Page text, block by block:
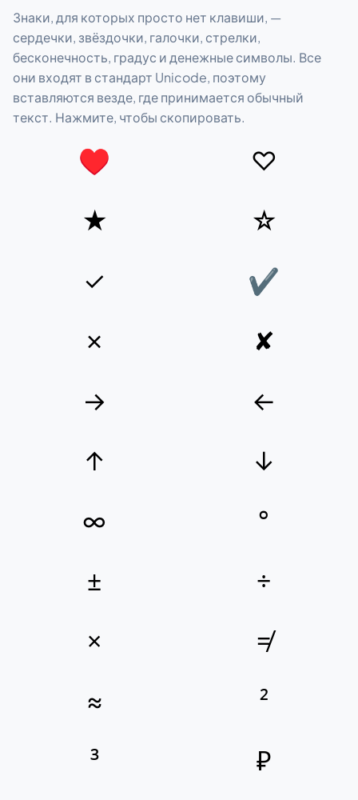
Знаки, для которых просто нет клавиши, —
сердечки, звёздочки, галочки, стрелки,
бесконечность, градус и денежные символы. Все
они входят в стандарт Unicode, поэтому
вставляются везде, где принимается обычный
текст. Нажмите, чтобы скопировать.
♥
♡
★
☆
✓
✔
✗
✘
→
←
↑
↓
∞
°
±
÷
×
≠
≈
²
³
₽